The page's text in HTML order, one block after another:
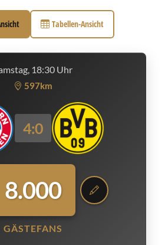
Tabellen-Ansicht
18:30 Uhr
597km
4:0
8.000
GÄSTEFANS